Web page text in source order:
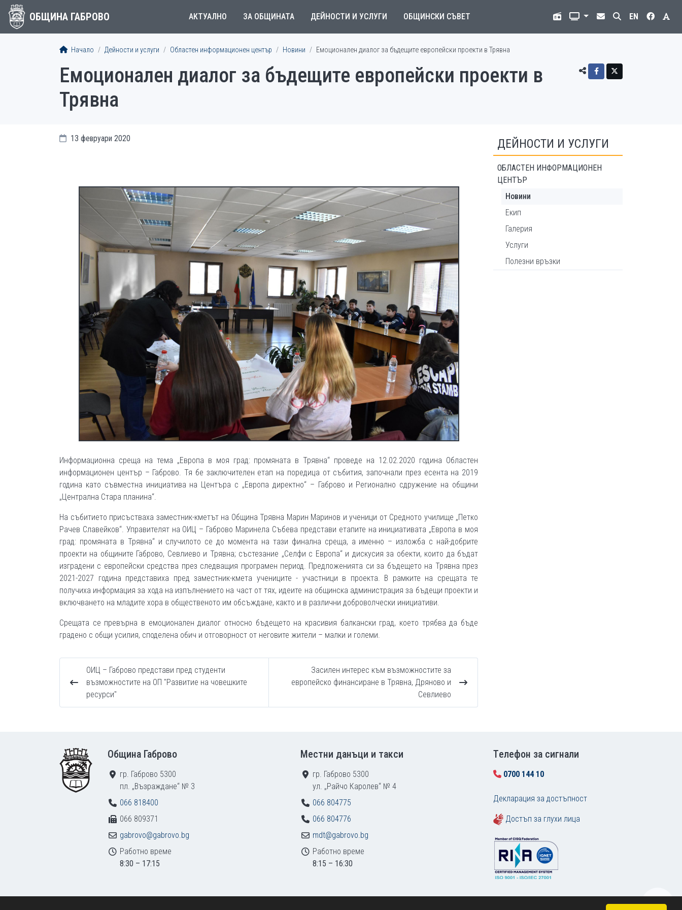
ОБЩИНА ГАБРОВО АКТУАЛНО ЗА ОБЩИНАТА ДЕЙНОСТИ И УСЛУГИ ОБЩИНСКИ СЪВЕТ EN
Начало Дейности и услуги Областен информационен център Новини Емоционален диалог за бъдещите европейски проекти в Трявна
Емоционален диалог за бъдещите европейски проекти в
Трявна
13 февруари 2020
Информационна среща на тема „Европа в моя град: промяната в Трявна“ проведе на 12.02.2020 година Областен
информационен център – Габрово. Тя бе заключителен етап на поредица от събития, започнали през есента на 2019
година като съвместна инициатива на Центъра с „Европа директно“ – Габрово и Регионално сдружение на общини
„Централна Стара планина“.
На събитието присъстваха заместник-кметът на Община Трявна Марин Маринов и ученици от Средното училище „Петко
Рачев Славейков“. Управителят на ОИЦ – Габрово Маринела Събева представи етапите на инициативата „Европа в моя
град: промяната в Трявна“ и случилото се до момента на тази финална среща, а именно – изложба с най-добрите
проекти на общините Габрово, Севлиево и Трявна; състезание „Селфи с Европа“ и дискусия за обекти, които да бъдат
изградени с европейски средства през следващия програмен период. Предложенията си за бъдещето на Трявна през
2021-2027 година представиха пред заместник-кмета учениците - участници в проекта. В рамките на срещата те
получиха информация за хода на изпълнението на част от тях, идеите на общинска администрация за бъдещи проекти и
включването на младите хора в общественото им обсъждане, както и в различни доброволчески инициативи.
Срещата се превърна в емоционален диалог относно бъдещето на красивия балкански град, което трябва да бъде
градено с общи усилия, споделена обич и отговорност от неговите жители – малки и големи.
ОИЦ – Габрово представи пред студенти
възможностите на ОП "Развитие на човешките
ресурси"
Засилен интерес към възможностите за
европейско финансиране в Трявна, Дряново и
Севлиево
ДЕЙНОСТИ И УСЛУГИ
ОБЛАСТЕН ИНФОРМАЦИОНЕН
ЦЕНТЪР
Новини
Екип
Галерия
Услуги
Полезни връзки
Община Габрово
гр. Габрово 5300
пл. „Възраждане“ № 3
066 818400
066 809371
gabrovo@gabrovo.bg
Работно време
8:30 – 17:15
Местни данъци и такси
гр. Габрово 5300
ул. „Райчо Каролев“ № 4
066 804775
066 804776
mdt@gabrovo.bg
Работно време
8:15 – 16:30
Tелефон за сигнали
0700 144 10
Декларация за достъпност
Достъп за глухи лица